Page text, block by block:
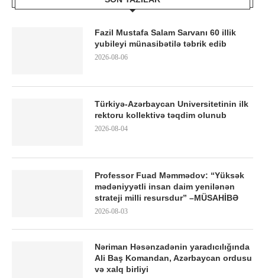
Fazil Mustafa Salam Sarvanı 60 illik
yubileyi münasibətilə təbrik edib
2026-08-06
Türkiyə-Azərbaycan Universitetinin ilk
rektoru kollektivə təqdim olunub
2026-08-04
Professor Fuad Məmmədov: “Yüksək
mədəniyyətli insan daim yenilənən
strateji milli resursdur” –MÜSAHİBƏ
2026-08-03
Nəriman Həsənzadənin yaradıcılığında
Ali Baş Komandan, Azərbaycan ordusu
və xalq birliyi